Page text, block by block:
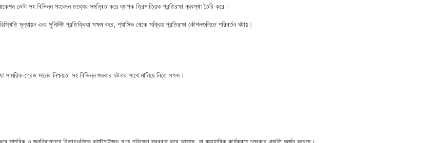
ডেটা সহ বিভিন্ন সংবেদন তথ্যের সমন্বিত করে ব্যাপক ত্রিমাত্রিক প্রতিরক্ষা ব্যবস্থা তৈরি করে।
মূল্যায়ন এবং সুনির্দিষ্ট প্রতিক্রিয়া সক্ষম করে, প্যাসিভ থেকে সক্রিয় প্রতিরক্ষা কৌশলগুলিতে পরিবর্তন ঘটায়।
সামরিক-গ্রেড মানের নিশ্চয়তা সহ বিভিন্ন গুরুতর ঘটনার সাথে মানিয়ে নিতে সক্ষম।